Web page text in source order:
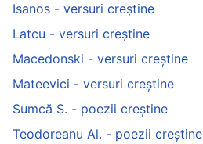
Isanos - versuri creștine
Latcu - versuri creștine
Macedonski - versuri creștine
Mateevici - versuri creștine
Sumcă S. - poezii creștine
Teodoreanu Al. - poezii creștine